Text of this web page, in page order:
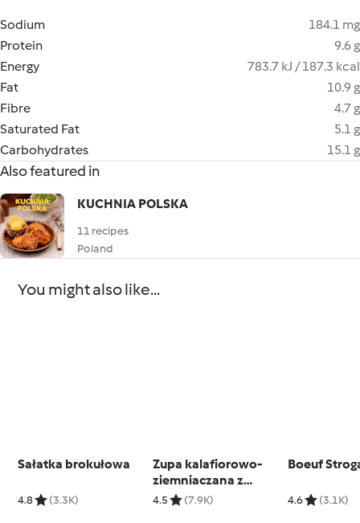
Sodium
184.1 mg
Protein
9.6 g
Energy
783.7 kJ / 187.3 kcal
Fat
10.9 g
Fibre
4.7 g
Saturated Fat
5.1 g
Carbohydrates
15.1 g
Also featured in
KUCHNIA POLSKA
11 recipes
Poland
You might also like...
Sałatka brokułowa
4.8 (3.3K)
Zupa kalafiorowo-
ziemniaczana z
kabanosami
4.5 (7.9K)
Boeuf
4.6 (3.1K)